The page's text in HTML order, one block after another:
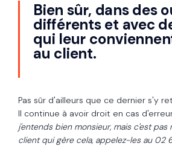
Bien sûr, dans des
différents et avec
qui leur
au client.
Pas sûr d'ailleurs que ce dernier s'y
Il continue à avoir droit en cas
j'entends bien monsieur, mais c'est pas
client qui gère cela, appelez-les au 02